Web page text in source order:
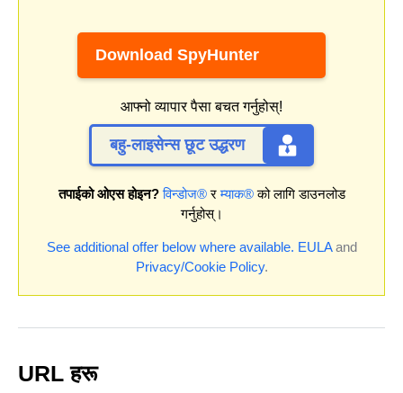
Download SpyHunter
आफ्नो व्यापार पैसा बचत गर्नुहोस्!
बहु-लाइसेन्स छूट उद्धरण
तपाईको ओएस होइन? विन्डोज®रम्याक®को लागि डाउनलोड
गर्नुहोस्।
See additional offer below where available. EULAand
Privacy/Cookie Policy.
URL हरू